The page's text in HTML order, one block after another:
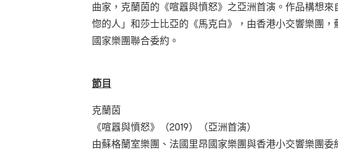
曲家，克蘭茵的《喧囂與憤怒》之亞洲首演。作品構想
惚的人」和莎士比亞的《馬克白》，由香港小交響樂團，
國家樂團聯合委約。
節目
克蘭茵
《喧囂與憤怒》（2019）（亞洲首演）
由蘇格蘭室樂團、法國里昂國家樂團與香港小交響樂團委